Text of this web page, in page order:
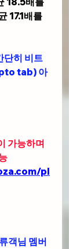
17.1배를
단히 비트
tab) 아
가능하며
pl
객님 멤버